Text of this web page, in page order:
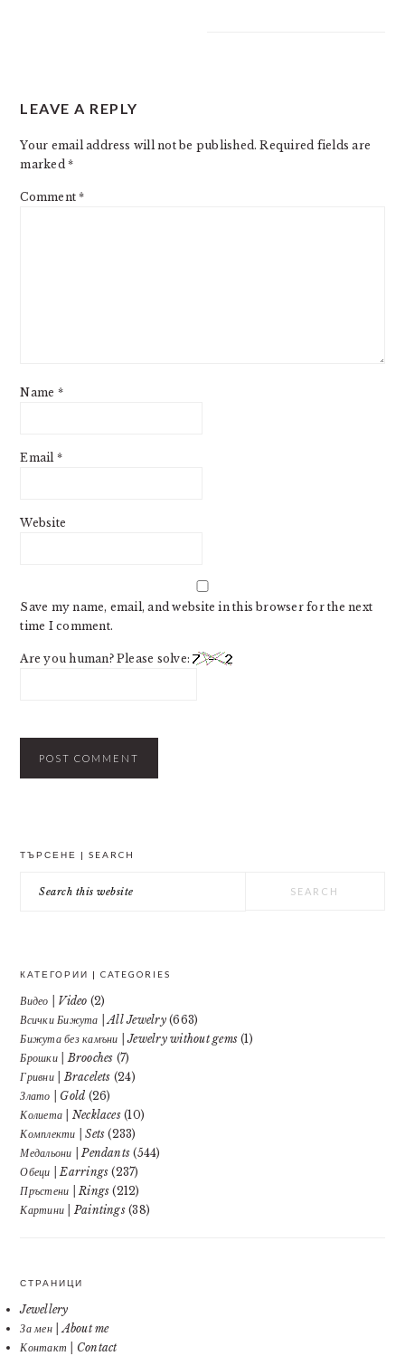
INTERACTIONS
LEAVE A REPLY
Your email address will not be published. Required fields are
marked*
Comment*
Name *
Email *
Website
Save my name, email, and website in this browser for the next
time I comment.
Are you human? Please solve:
ТЪРСЕНЕ | SEARCH
this
КАТЕГОРИИ | CATEGORIES
Видео | Video (2)
Всички Бижута | All Jewelry(663)
Бижута без камъни | Jewelry without gems (1)
Брошки | Brooches (7)
Гривни | Bracelets (24)
Злато | Gold (26)
Колиета | Necklaces(10)
Комплекти | Sets (233)
Медальони | Pendants (544)
Обеци | Earrings (237)
Пръстени | Rings (212)
Картини | Paintings(38)
СТРАНИЦИ
Jewellery
За мен | About me
Контакт | Contact